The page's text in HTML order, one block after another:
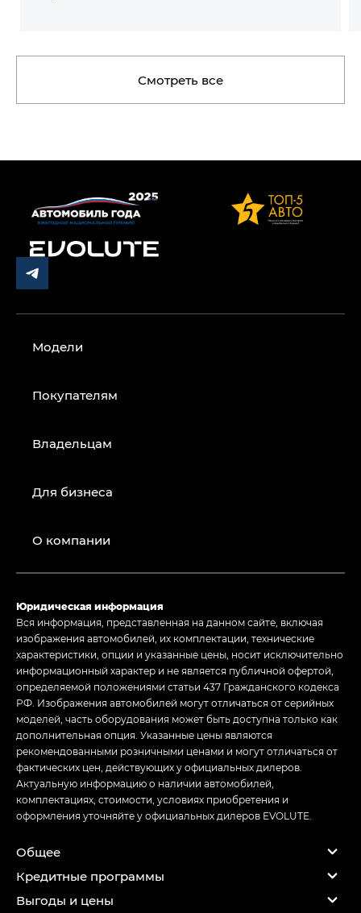
Смотреть все
Модели
Покупателям
Владельцам
Для бизнеса
О компании
Юридическая информация
Вся информация, представленная на данном сайте, включая
изображения автомобилей, их комплектации, технические
характеристики, опции и указанные цены, носит исключительно
информационный характер и не является публичной офертой,
определяемой положениями статьи 437 Гражданского кодекса
РФ. Изображения автомобилей могут отличаться от серийных
моделей, часть оборудования может быть доступна только как
дополнительная опция. Указанные цены являются
рекомендованными розничными ценами и могут отличаться от
фактических цен, действующих у официальных дилеров.
Актуальную информацию о наличии автомобилей,
комплектациях, стоимости, условиях приобретения и
оформления уточняйте у официальных дилеров EVOLUTE.
Общее
Кредитные программы
Выгоды и цены